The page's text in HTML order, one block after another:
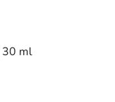
30 ml